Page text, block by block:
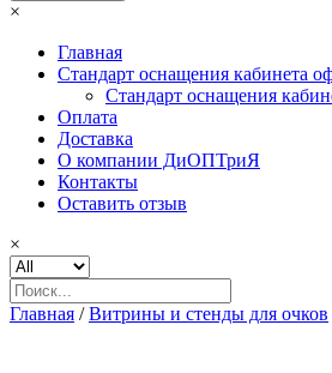
×
Главная
Стандарт оснащения кабинета
Стандарт оснащения
Оплата
Доставка
О компании ДиОПТриЯ
Контакты
Оставить отзыв
×
Главная /Витрины и стенды для очков